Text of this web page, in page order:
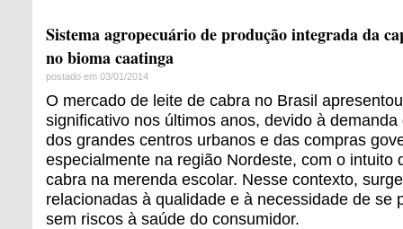
Sistema agropecuário de produção integrada da
no bioma caatinga
postado em 03/01/2014
O mercado de leite de cabra no Brasil
significativo nos últimos anos, devido à
dos grandes centros urbanos e das compras
especialmente na região Nordeste, com o intuito
cabra na merenda escolar. Nesse contexto,
relacionadas à qualidade e à necessidade de se
sem riscos à saúde do consumidor.